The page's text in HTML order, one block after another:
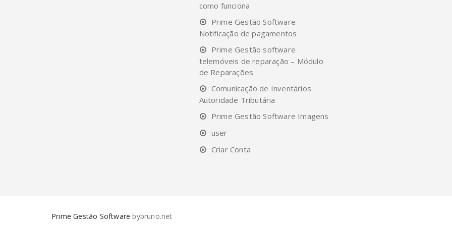
como funciona
Prime Gestão Software
Notificação de pagamentos
Prime Gestão software
telemóveis de reparação – Módulo
de Reparações
Comunicação de Inventários
Autoridade Tributária
Prime Gestão Software Imagens
user
Criar Conta
Prime Gestão Software bybruno.net